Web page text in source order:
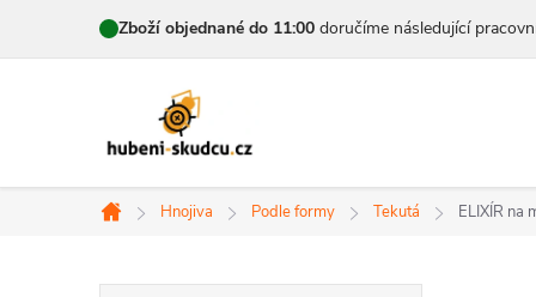
Zboží objednané do 11:00 doručíme následující
Domů
Hnojiva Podle formy Tekutá ELIXÍR na